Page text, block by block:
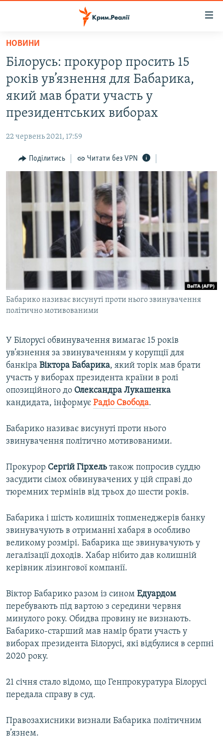
Перейти
основного
матеріалу
Перейти
до
основної
Перейти
пошуку
ВОДА.КРИМ
ВІДЕО ТА ФОТО
ПОГЛЯД
ІНТЕРВ'Ю
ВСЕ ЗА ДЕНЬ
СПЕЦПРОЕКТИ
ДЕПОРТАЦІЯ
ВІДЕОУРОКИ «ELIFBE»
СВІДЧЕННЯ ОКУПАЦІЇ
УКРАЇНСЬКА ПРОБЛЕМА КРИМУ
ІНФОГРАФІКА
ЯК ОБІЙТИ БЛОКУВАННЯ
Русский
Qırımtatar
ДОЛУЧАЙСЯ!
НОВИНИ
Білорусь: прокурор просить 15
років ув’язнення для Бабарика,
який мав брати участь у
президентських виборах
22 червень 2021, 17:59
Поділитись Читати без VPN
Бабарико називає висунуті проти нього звинувачення
політично мотивованими
У Білорусі обвинувачення вимагає 15 років
ув’язнення за звинуваченням у корупції для
банкіра Віктора Бабарика, який торік мав брати
участь у виборах президента країни в ролі
опозиційного до Олександра Лукашенка
кандидата, інформує Радіо Свобода.
Бабарико називає висунуті проти нього
звинувачення політично мотивованими.
Прокурор Сергій Гірхель також попросив суддю
засудити сімох обвинувачених у цій справі до
тюремних термінів від трьох до шести років.
Бабарика і шість колишніх топменеджерів банку
звинувачують в отриманні хабаря в особливо
великому розмірі. Бабарика ще звинувачують у
легалізації доходів. Хабар нібито дав колишній
керівник лізингової компанії.
Віктор Бабарико разом із сином Едуардом
перебувають під вартою з середини червня
минулого року. Обидва провину не визнають.
Бабарико-старший мав намір брати участь у
виборах президента Білорусі, які відбулися в серпні
2020 року.
21 січня стало відомо, що Генпрокуратура Білорусі
передала справу в суд.
Правозахисники визнали Бабарика політичним
в’язнем.